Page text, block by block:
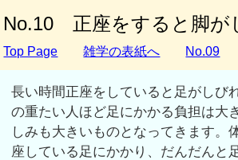
No.10 正座をすると脚が
Top Page 雑学の表紙へ No.09
長い時間正座をしていると足がしび
の重たい人ほど足にかかる負担は大
しみも大きいものとなってきます。
座している足にかかり、だんだんと